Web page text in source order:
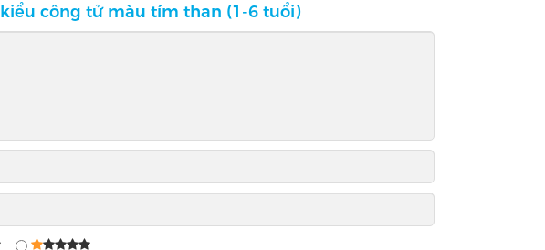
công tử màu tím than (1-6 tuổi)